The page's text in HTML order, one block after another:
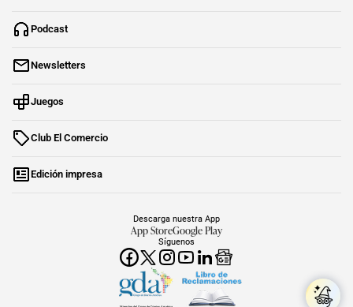
Podcast
Newsletters
Juegos
Club El Comercio
Edición impresa
Síguenos
Descarga nuestra App
App StoreGoogle Play